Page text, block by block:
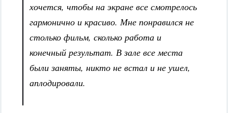
хочется, чтобы на экране все смотрелось
гармонично и красиво. Мне понравился не
столько фильм, сколько работа и
конечный результат. В зале все места
были заняты, никто не встал и не ушел,
аплодировали.